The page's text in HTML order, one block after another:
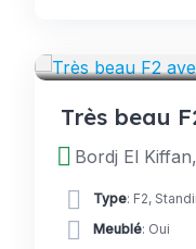
Très beau
Bordj El
Type: F2,
Meublé: Oui